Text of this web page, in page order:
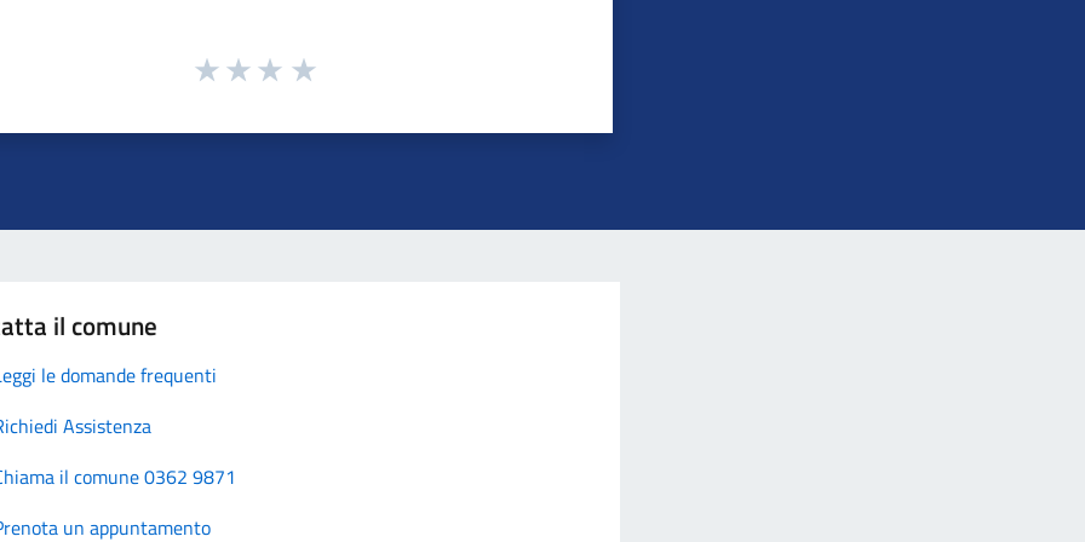
il comune
le domande frequenti
Assistenza
il comune 0362 9871
un appuntamento